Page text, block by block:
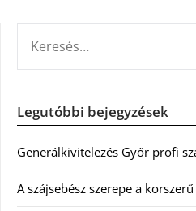
Legutóbbi bejegyzések
Generálkivitelezés Győr profi
A szájsebész szerepe a